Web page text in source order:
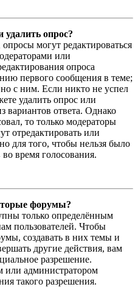
удалить опрос?
могут редактироваться
или
опроса
первого сообщения в теме;
с ним. Если никто не успел
удалить опрос или
вариантов ответа. Однако
то только модераторы
отредактировать или
для того, чтобы нельзя было
время голосования.
форумы?
только определённым
пользователей. Чтобы
создавать в них темы и
другие действия, вам
разрешение.
или администратором
такого разрешения.